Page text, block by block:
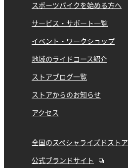
スポーツバイクを始める方へ
サービス・サポート一覧
イベント・ワークショップ
地域のライドコース紹介
ストアブログ一覧
ストアからのお知らせ
アクセス
全国のスペシャライズドストア
公式ブランドサイト